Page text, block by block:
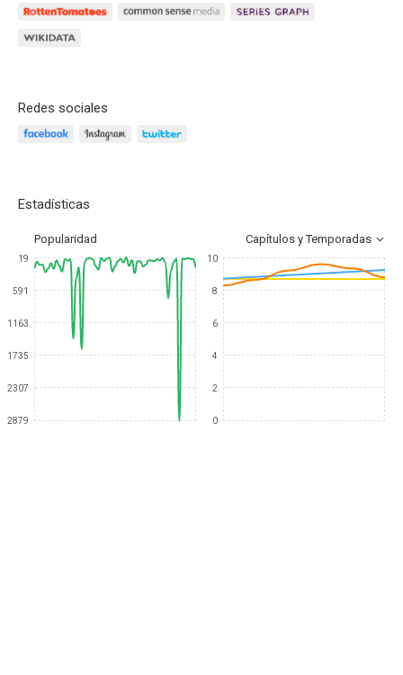
Redes sociales
Estadísticas
Popularidad Capítulos y Temporadas
19
591
1163
1735
2307
2879
10
8
6
4
2
0